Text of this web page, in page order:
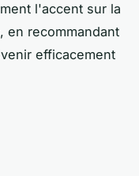
l'accent sur la
, en recommandant
efficacement